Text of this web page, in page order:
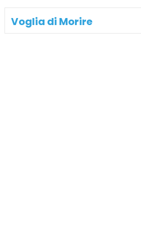
Voglia di Morire